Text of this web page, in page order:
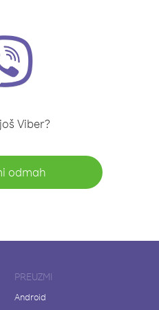
Viber?
odmah
PREUZMI
Android